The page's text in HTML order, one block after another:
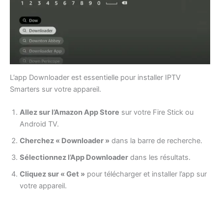
L’app Downloader est essentielle pour installer IPTV
Smarters sur votre appareil.
Allez sur l’Amazon App Store sur votre Fire Stick ou
Android TV.
Cherchez « Downloader » dans la barre de recherche.
Sélectionnez l’App Downloader dans les résultats.
Cliquez sur « Get » pour télécharger et installer l’app sur
votre appareil.